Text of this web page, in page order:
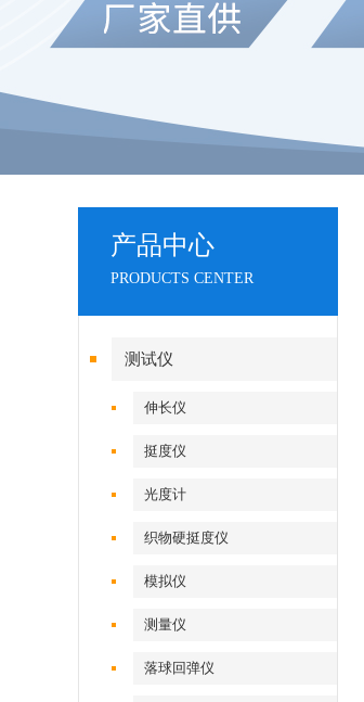
产品中心
PRODUCTS CENTER
测试仪
伸长仪
挺度仪
光度计
织物硬挺度仪
模拟仪
测量仪
落球回弹仪